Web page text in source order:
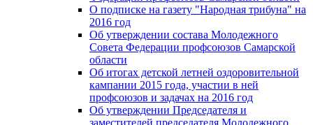
О подписке на газету "Народная трибуна" на
2016 год
Об утверждении состава Молодежного
Совета Федерации профсоюзов Самарской
области
Об итогах детской летней оздоровительной
кампании 2015 года, участии в ней
профсоюзов и задачах на 2016 год
Об утверждении Председателя и
заместителей председателя Молодежного